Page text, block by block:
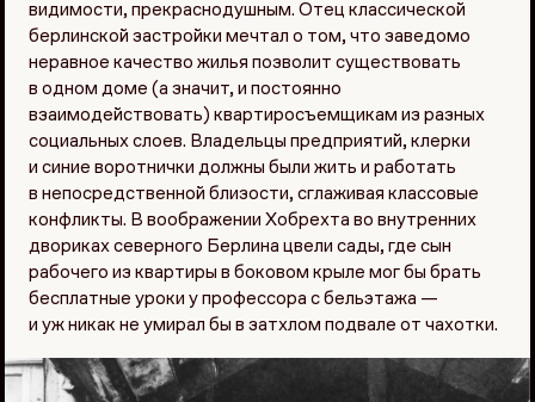
видимости, прекраснодушным. Отец классической
берлинской застройки мечтал о том, что заведомо
неравное качество жилья позволит существовать
в одном доме (а значит, и постоянно
взаимодействовать) квартиросъемщикам из разных
социальных слоев. Владельцы предприятий, клерки
и синие воротнички должны были жить и работать
в непосредственной близости, сглаживая классовые
конфликты. В воображении Хобрехта во внутренних
двориках северного Берлина цвели сады, где сын
рабочего из квартиры в боковом крыле мог бы брать
бесплатные уроки у профессора с бельэтажа —
и уж никак не умирал бы в затхлом подвале от чахотки.